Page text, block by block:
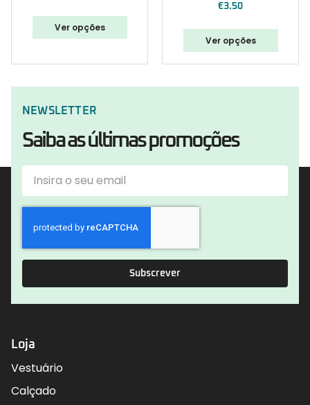
Ver opções
€3.50
Ver opções
NEWSLETTER
Saiba as últimas promoções
Subscrever
Loja
Vestuário
Calçado